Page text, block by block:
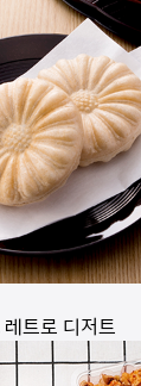
트로 디저트